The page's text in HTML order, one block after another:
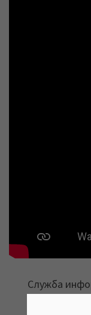
Служба
ЈКП